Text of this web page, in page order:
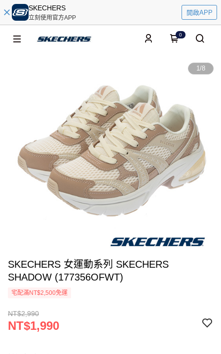
SKECHERS
立刻使用官方APP
開啟APP
0
1/8
SKECHERS 女運動系列 SKECHERS
SHADOW (177356OFWT)
宅配滿NT$2,500免運
NT$2,990
NT$1,990